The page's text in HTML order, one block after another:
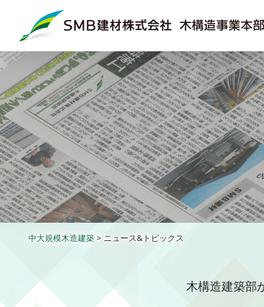
中大規模木造建築 > ニュース&トピックス
木構造建築部